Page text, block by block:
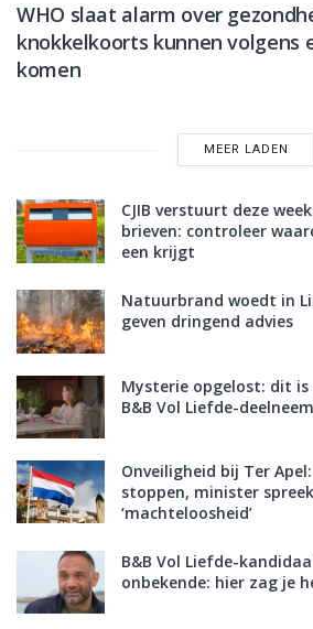
WHO slaat alarm over
knokkelkoorts kunnen volgens
komen
MEER LADEN
CJIB verstuurt deze
brieven: controleer
een krijgt
Natuurbrand woedt in
geven dringend advies
Mysterie opgelost: dit
B&B Vol Liefde-
Onveiligheid bij Ter
stoppen, minister
‘machteloosheid’
B&B Vol Liefde-
onbekende: hier zag je